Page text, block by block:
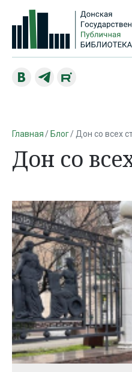
Главная Блог Дон со всех
Дон со